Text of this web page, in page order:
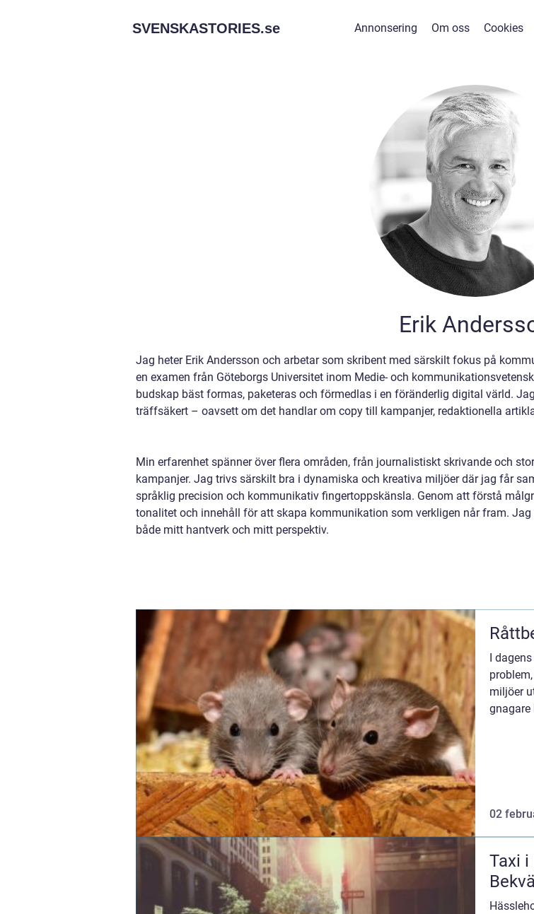
SVENSKASTORIES.se Annonsering Om oss Cookies
Erik
Jag heter Erik Andersson och arbetar som skribent med särskilt fokus på
en examen från Göteborgs Universitet inom Medie- och
budskap bäst formas, paketeras och förmedlas i en föränderlig digital värld.
träffsäkert – oavsett om det handlar om copy till kampanjer, redaktionella
Min erfarenhet spänner över flera områden, från journalistiskt skrivande och
kampanjer. Jag trivs särskilt bra i dynamiska och kreativa miljöer där jag får
språklig precision och kommunikativ fingertoppskänsla. Genom att förstå
tonalitet och innehåll för att skapa kommunikation som verkligen når fram.
både mitt hantverk och mitt perspektiv.
I
miljöer
gnagare
02
Taxi i